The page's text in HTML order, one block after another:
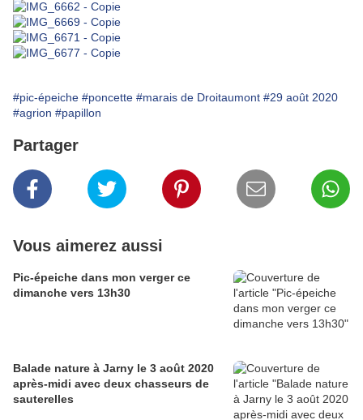
#pic-épeiche #poncette #marais de Droitaumont #29 août 2020
#agrion #papillon
Partager
Vous aimerez aussi
Pic-épeiche dans mon verger ce
dimanche vers 13h30
Balade nature à Jarny le 3 août 2020
après-midi avec deux chasseurs de
sauterelles